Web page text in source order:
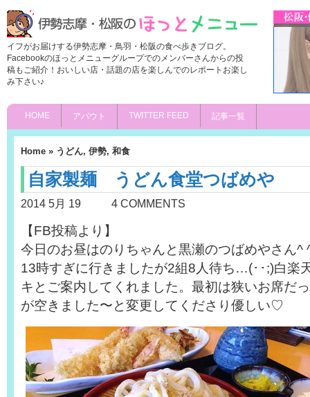
イフがお届けする伊勢志摩・鳥羽・松阪の食べ歩きブログ。
Facebookのほっとメニューグループでのメンバーさんからの投
稿もご紹介！おいしい店・話題の店を楽しんでのレポートお楽し
み下さい♪
HOME アバウト TWITTER FEED 記事一覧
Home » うどん, 伊勢, 和食
自家製麺 うどん食堂つばめや
2014 5月 19 4 COMMENTS
【FB投稿より】
今日のお昼はのりちゃんと黒瀬のつばめやさん^
13時すぎに行きましたが2組8人待ち…(･･;)白楽
キとご案内してくれました。最初は狭いお席だ
が空きました〜と変更してくださり優しい♡